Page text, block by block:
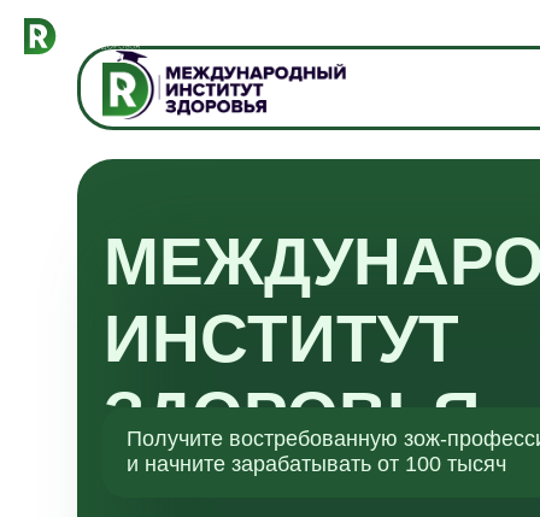
Получите востребованную зож-
и начните зарабатывать от 100 тысяч
ИНСТИТУТ
ЗДОРОВЬЯ